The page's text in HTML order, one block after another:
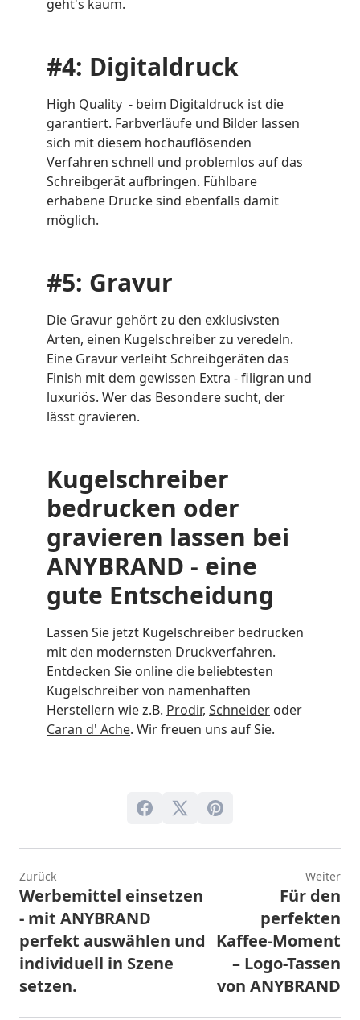
geht's kaum.
#4: Digitaldruck
High Quality - beim Digitaldruck ist die
garantiert. Farbverläufe und Bilder lassen
sich mit diesem hochauflösenden
Verfahren schnell und problemlos auf das
Schreibgerät aufbringen. Fühlbare
erhabene Drucke sind ebenfalls damit
möglich.
#5: Gravur
Die Gravur gehört zu den exklusivsten
Arten, einen Kugelschreiber zu veredeln.
Eine Gravur verleiht Schreibgeräten das
Finish mit dem gewissen Extra - filigran und
luxuriös. Wer das Besondere sucht, der
lässt gravieren.
Kugelschreiber
bedrucken oder
gravieren lassen bei
ANYBRAND - eine
gute Entscheidung
Lassen Sie jetzt Kugelschreiber bedrucken
mit den modernsten Druckverfahren.
Entdecken Sie online die beliebtesten
Kugelschreiber von namenhaften
Herstellern wie z.B. Prodir, Schneider oder
Caran d' Ache. Wir freuen uns auf Sie.
Zurück
Werbemittel einsetzen
- mit ANYBRAND
perfekt auswählen und
individuell in Szene
setzen.
Weiter
Für den
perfekten
Kaffee-Moment
– Logo-Tassen
von ANYBRAND